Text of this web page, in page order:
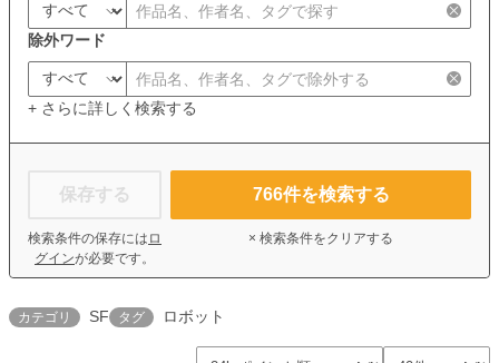
除外ワード
+ さらに詳しく検索する
保存する
検索条件の保存には ロ
グインが必要です。
766件を検索する
× 検索条件をクリアする
カテゴリ SF タグ ロボット